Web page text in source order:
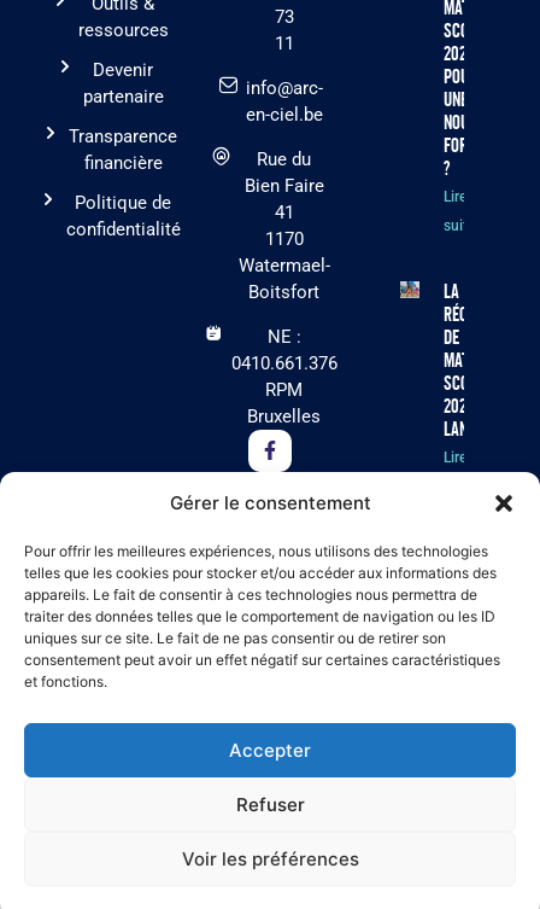
Gérer le consentement
Pour offrir les meilleures expériences, nous utilisons des technologies
telles que les cookies pour stocker et/ou accéder aux informations des
appareils. Le fait de consentir à ces technologies nous permettra de
traiter des données telles que le comportement de navigation ou les ID
uniques sur ce site. Le fait de ne pas consentir ou de retirer son
consentement peut avoir un effet négatif sur certaines caractéristiques
et fonctions.
Accepter
Refuser
Voir les préférences
ressources
Devenir
partenaire
Transparence
financière
Politique de
confidentialité
73
11
info@arc-
en-ciel.be
Rue du
Bien Faire
41
1170
Watermael-
Boitsfort
NE :
0410.661.376
RPM
Bruxelles
matériel
scolaire
2026 :
pourquoi
une
nouvelle
formule
?
Lire la
suite »
La
récolte
de
matériel
scolaire
2026 est
lancée !
Lire la
Cet été, Arc-
en-Ciel
recherche
des
volontaires
pour ses